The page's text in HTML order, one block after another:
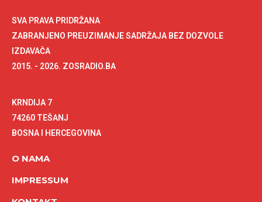
SVA PRAVA PRIDRŽANA
ZABRANJENO PREUZIMANJE SADRŽAJA BEZ DOZVOLE
IZDAVAČA
2015. - 2026. ZOSRADIO.BA
KRNDIJA 7
74260 TEŠANJ
BOSNA I HERCEGOVINA
O NAMA
IMPRESSUM